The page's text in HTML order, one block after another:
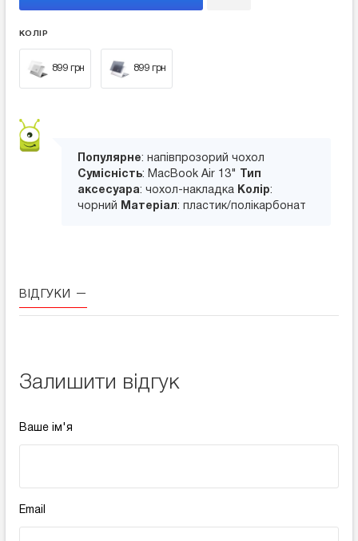
КОЛІР
899 грн 899 грн
Популярне: напівпрозорий чохол
Сумісність: MacBook Air 13"
Тип
аксесуара: чохол-накладка Колір:
чорний
Матеріал: пластик/полікарбонат
ВІДГУКИ
Залишити відгук
Ваше ім'я
Email